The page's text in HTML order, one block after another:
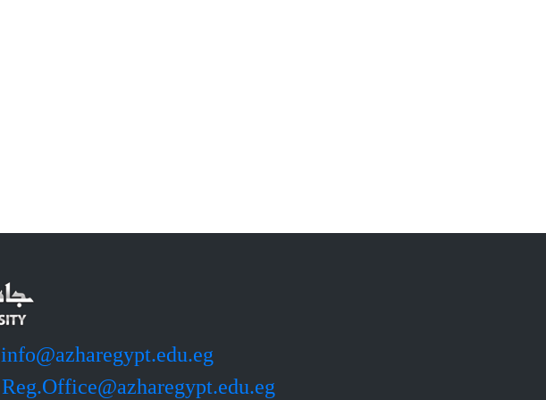
info@azharegypt.edu.eg
Reg.Office@azharegypt.edu.eg